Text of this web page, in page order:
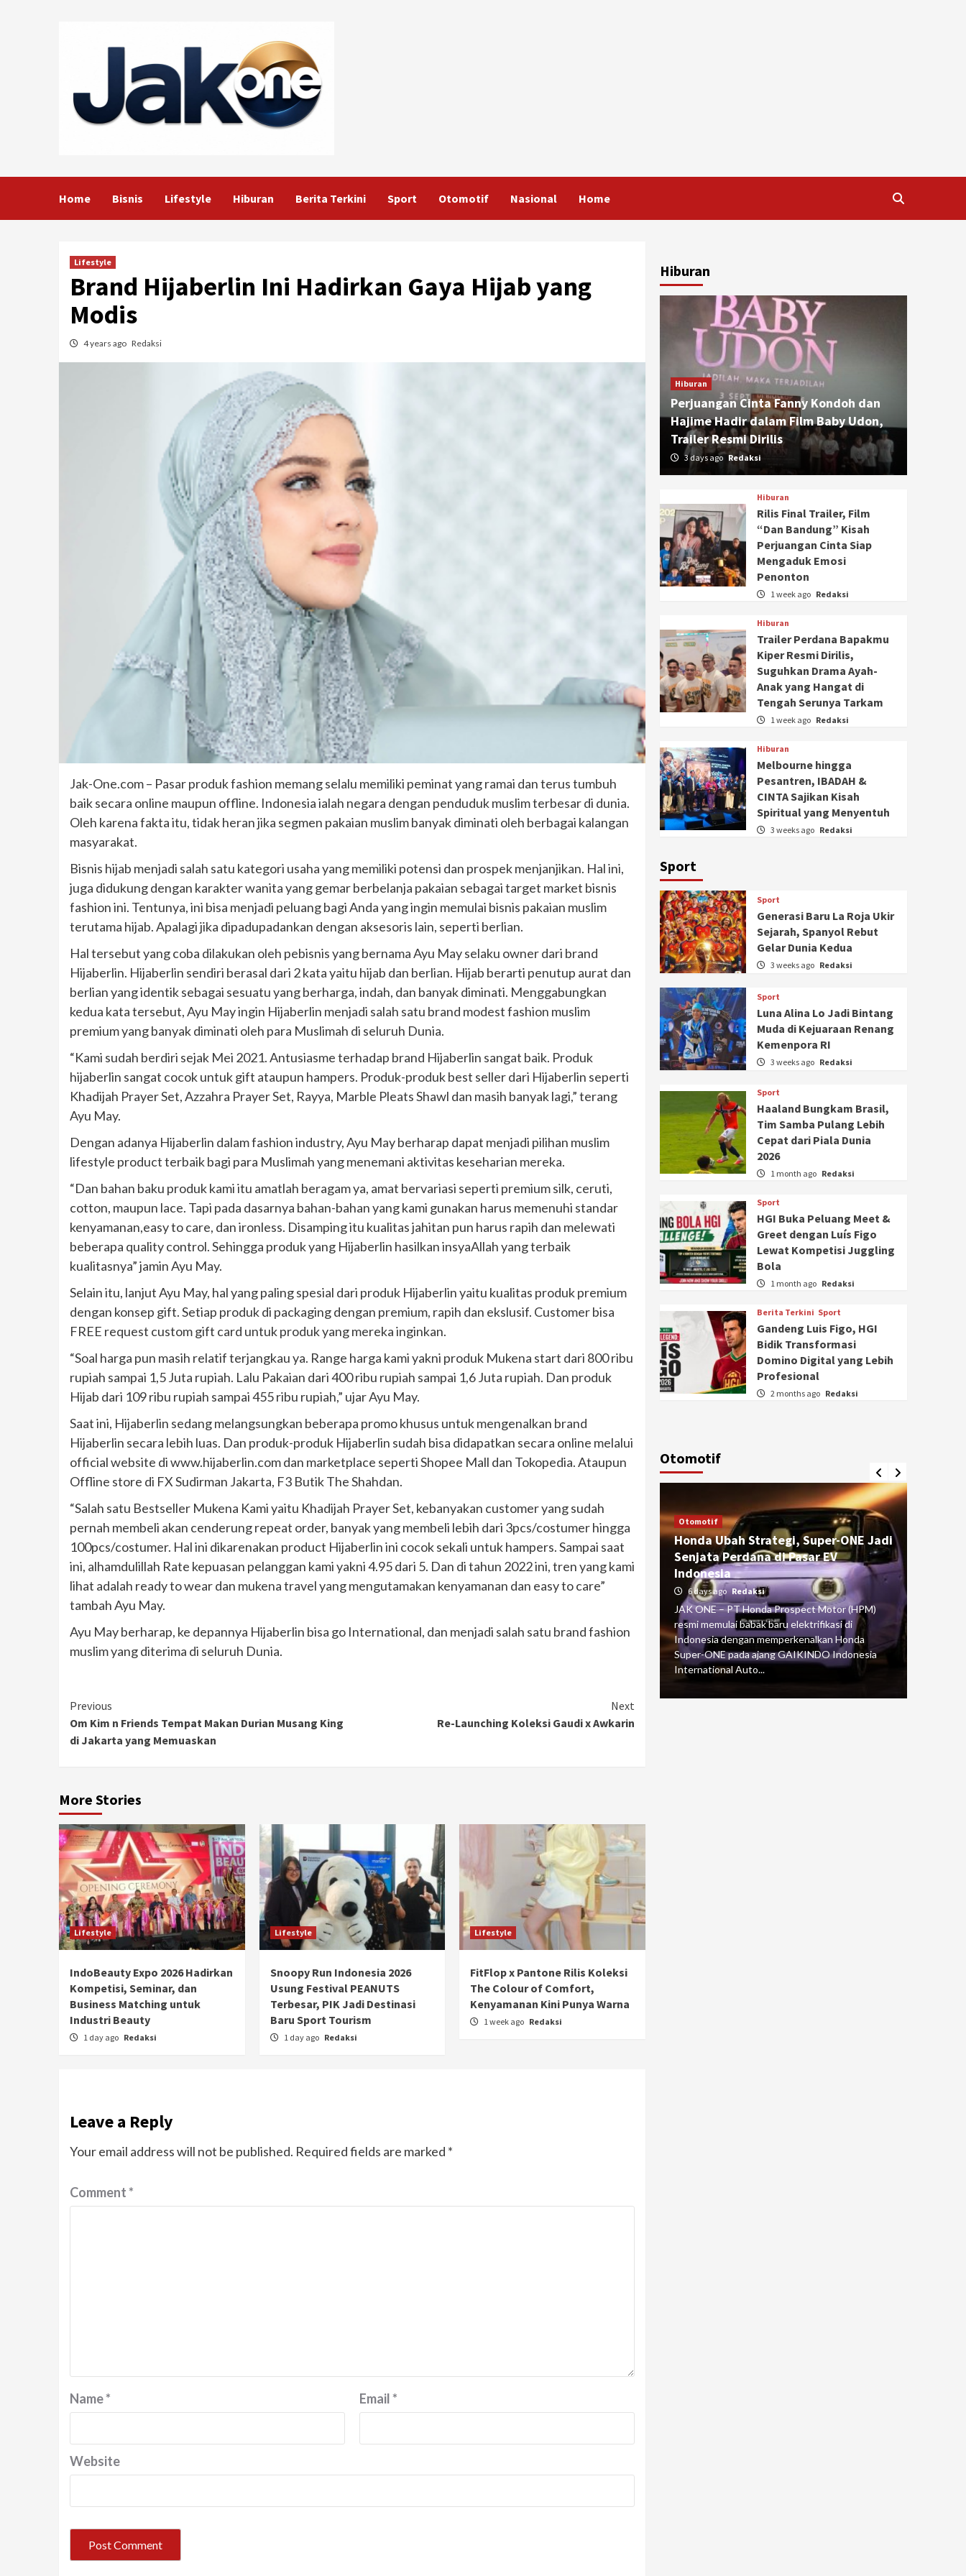
Home Bisnis Lifestyle Hiburan Berita Terkini Sport Otomotif Nasional Home
Lifestyle
Brand Hijaberlin Ini Hadirkan Gaya Hijab yang
Modis
4 years ago Redaksi
Jak-One.com – Pasar produk fashion memang selalu memiliki peminat yang ramai dan terus tumbuh
baik secara online maupun offline. Indonesia ialah negara dengan penduduk muslim terbesar di dunia.
Oleh karena fakta itu, tidak heran jika segmen pakaian muslim banyak diminati oleh berbagai kalangan
masyarakat.
Bisnis hijab menjadi salah satu kategori usaha yang memiliki potensi dan prospek menjanjikan. Hal ini,
juga didukung dengan karakter wanita yang gemar berbelanja pakaian sebagai target market bisnis
fashion ini. Tentunya, ini bisa menjadi peluang bagi Anda yang ingin memulai bisnis pakaian muslim
terutama hijab. Apalagi jika dipadupadankan dengan aksesoris lain, seperti berlian.
Hal tersebut yang coba dilakukan oleh pebisnis yang bernama Ayu May selaku owner dari brand
Hijaberlin. Hijaberlin sendiri berasal dari 2 kata yaitu hijab dan berlian. Hijab berarti penutup aurat dan
berlian yang identik sebagai sesuatu yang berharga, indah, dan banyak diminati. Menggabungkan
kedua kata tersebut, Ayu May ingin Hijaberlin menjadi salah satu brand modest fashion muslim
premium yang banyak diminati oleh para Muslimah di seluruh Dunia.
“Kami sudah berdiri sejak Mei 2021. Antusiasme terhadap brand Hijaberlin sangat baik. Produk
hijaberlin sangat cocok untuk gift ataupun hampers. Produk-produk best seller dari Hijaberlin seperti
Khadijah Prayer Set, Azzahra Prayer Set, Rayya, Marble Pleats Shawl dan masih banyak lagi,” terang
Ayu May.
Dengan adanya Hijaberlin dalam fashion industry, Ayu May berharap dapat menjadi pilihan muslim
lifestyle product terbaik bagi para Muslimah yang menemani aktivitas keseharian mereka.
“Dan bahan baku produk kami itu amatlah beragam ya, amat bervariasi seperti premium silk, ceruti,
cotton, maupun lace. Tapi pada dasarnya bahan-bahan yang kami gunakan harus memenuhi standar
kenyamanan,easy to care, dan ironless. Disamping itu kualitas jahitan pun harus rapih dan melewati
beberapa quality control. Sehingga produk yang Hijaberlin hasilkan insyaAllah yang terbaik
kualitasnya” jamin Ayu May.
Selain itu, lanjut Ayu May, hal yang paling spesial dari produk Hijaberlin yaitu kualitas produk premium
dengan konsep gift. Setiap produk di packaging dengan premium, rapih dan ekslusif. Customer bisa
FREE request custom gift card untuk produk yang mereka inginkan.
“Soal harga pun masih relatif terjangkau ya. Range harga kami yakni produk Mukena start dari 800 ribu
rupiah sampai 1,5 Juta rupiah. Lalu Pakaian dari 400 ribu rupiah sampai 1,6 Juta rupiah. Dan produk
Hijab dari 109 ribu rupiah sampai 455 ribu rupiah,” ujar Ayu May.
Saat ini, Hijaberlin sedang melangsungkan beberapa promo khusus untuk mengenalkan brand
Hijaberlin secara lebih luas. Dan produk-produk Hijaberlin sudah bisa didapatkan secara online melalui
official website di www.hijaberlin.com dan marketplace seperti Shopee Mall dan Tokopedia. Ataupun
Offline store di FX Sudirman Jakarta, F3 Butik The Shahdan.
“Salah satu Bestseller Mukena Kami yaitu Khadijah Prayer Set, kebanyakan customer yang sudah
pernah membeli akan cenderung repeat order, banyak yang membeli lebih dari 3pcs/costumer hingga
100pcs/costumer. Hal ini dikarenakan product Hijaberlin ini cocok sekali untuk hampers. Sampai saat
ini, alhamdulillah Rate kepuasan pelanggan kami yakni 4.95 dari 5. Dan di tahun 2022 ini, tren yang kami
lihat adalah ready to wear dan mukena travel yang mengutamakan kenyamanan dan easy to care”
tambah Ayu May.
Ayu May berharap, ke depannya Hijaberlin bisa go International, dan menjadi salah satu brand fashion
muslim yang diterima di seluruh Dunia.
Continue
Reading
Previous
Om Kim n Friends Tempat Makan Durian Musang King
di Jakarta yang Memuaskan
Next
Re-Launching Koleksi Gaudi x Awkarin
More Stories
Lifestyle
IndoBeauty Expo 2026 Hadirkan
Kompetisi, Seminar, dan
Business Matching untuk
Industri Beauty
1 day ago Redaksi
Lifestyle
Snoopy Run Indonesia 2026
Usung Festival PEANUTS
Terbesar, PIK Jadi Destinasi
Baru Sport Tourism
1 day ago Redaksi
Lifestyle
FitFlop x Pantone Rilis Koleksi
The Colour of Comfort,
Kenyamanan Kini Punya Warna
1 week ago Redaksi
Leave a Reply
Your email address will not be published. Required fields are marked *
Comment*
Name* Email*
Website
Hiburan
Hiburan
Perjuangan Cinta Fanny Kondoh dan
Hajime Hadir dalam Film Baby Udon,
Trailer Resmi Dirilis
3 days ago Redaksi
Hiburan
Rilis Final Trailer, Film
“Dan Bandung” Kisah
Perjuangan Cinta Siap
Mengaduk Emosi
Penonton
1 week ago Redaksi
Hiburan
Trailer Perdana Bapakmu
Kiper Resmi Dirilis,
Suguhkan Drama Ayah-
Anak yang Hangat di
Tengah Serunya Tarkam
1 week ago Redaksi
Hiburan
Melbourne hingga
Pesantren, IBADAH &
CINTA Sajikan Kisah
Spiritual yang Menyentuh
3 weeks ago Redaksi
Sport
Sport
Generasi Baru La Roja Ukir
Sejarah, Spanyol Rebut
Gelar Dunia Kedua
3 weeks ago Redaksi
Sport
Luna Alina Lo Jadi Bintang
Muda di Kejuaraan Renang
Kemenpora RI
3 weeks ago Redaksi
Sport
Haaland Bungkam Brasil,
Tim Samba Pulang Lebih
Cepat dari Piala Dunia
2026
1 month ago Redaksi
Sport
HGI Buka Peluang Meet &
Greet dengan Luís Figo
Lewat Kompetisi Juggling
Bola
1 month ago Redaksi
Berita Terkini Sport
Gandeng Luis Figo, HGI
Bidik Transformasi
Domino Digital yang Lebih
Profesional
2 months ago Redaksi
Otomotif
Ducati Collezione 100 Debut di
Mugello, Usung 10 Desain Bersejarah
2 months ago Redaksi
Collezione 100, sebuah koleksi motor edisi
Otomotif
Honda Ubah Strategi, Super-ONE Jadi
Senjata Perdana di Pasar EV
Indonesia
6 days ago Redaksi
JAK ONE – PT Honda Prospect Motor (HPM)
resmi memulai babak baru elektrifikasi di
Indonesia dengan memperkenalkan Honda
Super-ONE pada ajang GAIKINDO Indonesia
International Auto...